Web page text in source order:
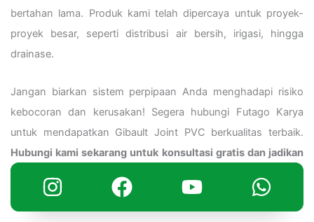
bertahan lama. Produk kami telah dipercaya untuk proyek-
proyek besar, seperti distribusi air bersih, irigasi, hingga
drainase.
Jangan biarkan sistem perpipaan Anda menghadapi risiko
kebocoran dan kerusakan! Segera hubungi Futago Karya
untuk mendapatkan Gibault Joint PVC berkualitas terbaik.
Hubungi kami sekarang untuk konsultasi gratis dan jadikan
proyek Anda sukses bersama Gibault Joint PVC dari Futago